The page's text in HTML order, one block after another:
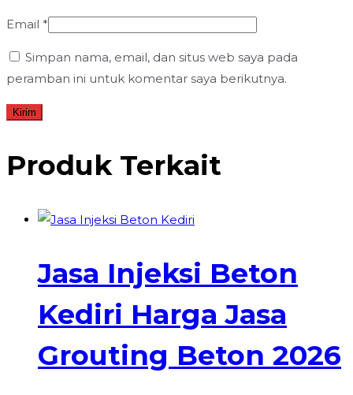
Email *
Simpan nama, email, dan situs web saya pada
peramban ini untuk komentar saya berikutnya.
Produk Terkait
Jasa Injeksi Beton
Kediri Harga Jasa
Grouting Beton 2026